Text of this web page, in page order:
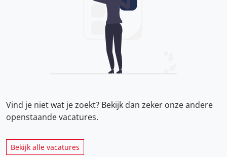
Vind je niet wat je zoekt? Bekijk dan zeker onzeandere
openstaande vacatures.
Bekijk alle vacatures